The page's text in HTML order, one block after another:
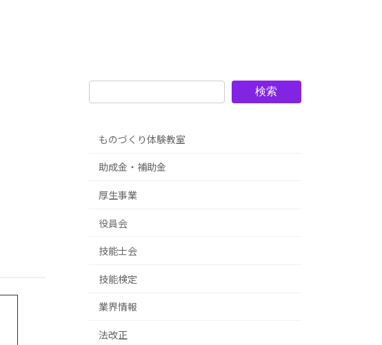
検索
ものづくり体験教室
助成金・補助金
厚生事業
役員会
技能士会
技能検定
業界情報
法改正